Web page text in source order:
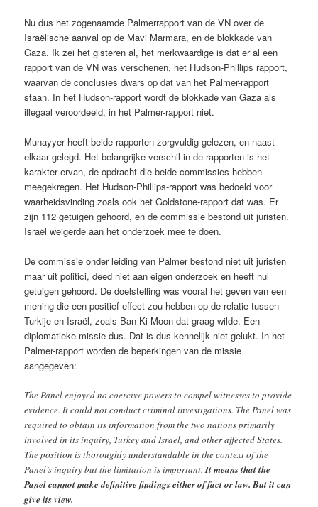
Nu dus het zogenaamde Palmerrapport van de VN over de
Israëlische aanval op de Mavi Marmara, en de blokkade van
Gaza. Ik zei het gisteren al, het merkwaardige is dat er al een
rapport van de VN was verschenen, het Hudson-Phillips rapport,
waarvan de conclusies dwars op dat van het Palmer-rapport
staan. In het Hudson-rapport wordt de blokkade van Gaza als
illegaal veroordeeld, in het Palmer-rapport niet.
Munayyer heeft beide rapporten zorgvuldig gelezen, en naast
elkaar gelegd. Het belangrijke verschil in de rapporten is het
karakter ervan, de opdracht die beide commissies hebben
meegekregen. Het Hudson-Phillips-rapport was bedoeld voor
waarheidsvinding zoals ook het Goldstone-rapport dat was. Er
zijn 112 getuigen gehoord, en de commissie bestond uit juristen.
Israël weigerde aan het onderzoek mee te doen.
De commissie onder leiding van Palmer bestond niet uit juristen
maar uit politici, deed niet aan eigen onderzoek en heeft nul
getuigen gehoord. De doelstelling was vooral het geven van een
mening die een positief effect zou hebben op de relatie tussen
Turkije en Israël, zoals Ban Ki Moon dat graag wilde. Een
diplomatieke missie dus. Dat is dus kennelijk niet gelukt. In het
Palmer-rapport worden de beperkingen van de missie
aangegeven:
The Panel enjoyed no coercive powers to compel witnesses to provide
evidence. It could not conduct criminal investigations. The Panel was
required to obtain its information from the two nations primarily
involved in its inquiry, Turkey and Israel, and other affected States.
The position is thoroughly understandable in the context of the
Panel’s inquiry but the limitation is important.It means that the
Panel cannot make definitive findings either of fact or law. But it can
give its view.